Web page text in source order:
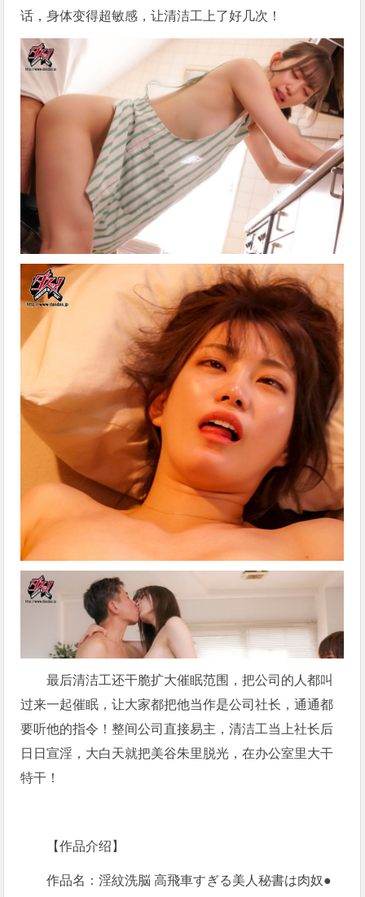
话，身体变得超敏感，让清洁工上了好几次！
最后清洁工还干脆扩大催眠范围，把公司的人都叫
过来一起催眠，让大家都把他当作是公司社长，通通都
要听他的指令！整间公司直接易主，清洁工当上社长后
日日宣淫，大白天就把美谷朱里脱光，在办公室里大干
特干！
【作品介绍】
作品名：淫紋洗脳 高飛車すぎる美人秘書は肉奴●